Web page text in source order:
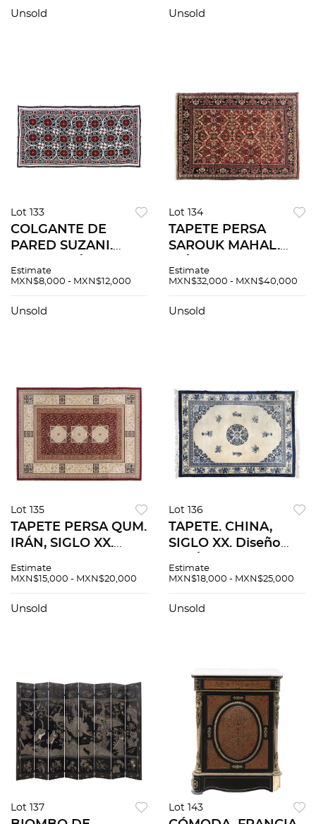
beiges. 64 x 100 cm.
Unsold
algodón en tonos
Unsold
Lot 133
COLGANTE DE
PARED SUZANI.
XX. Elaborado en
bordadas. Decorado
Estimate
MXN$8,000 - MXN$12,000
Unsold
Lot 134
TAPETE PERSA
SAROUK MAHAL.
Anudado a mano.
base de algodón
Estimate
MXN$32,000 - MXN$40,000
Unsold
Lot 135
TAPETE PERSA QUM.
IRÁN, SIGLO XX.
sintéticas en tonos
Decorado con
Estimate
MXN$15,000 - MXN$20,000
Unsold
Lot 136
TAPETE. CHINA,
SIGLO XX. Diseño
máquina en fibras
blancos y azules.
Estimate
MXN$18,000 - MXN$25,000
Unsold
Lot 137 Lot 143